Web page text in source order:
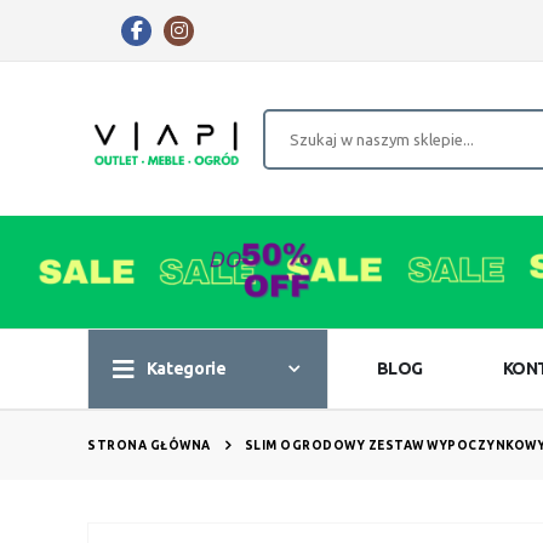
Kategorie BLOG
STRONA GŁÓWNA SLIM OGRODOWY ZESTAW